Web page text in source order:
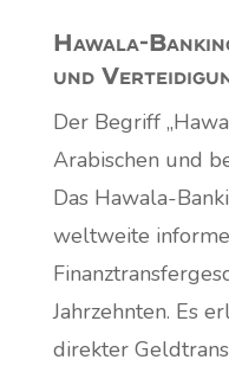
Hawala-
und
Der Begriff
Arabischen und
Das Hawala-
weltweite
Jahrzehnten. Es
direkter